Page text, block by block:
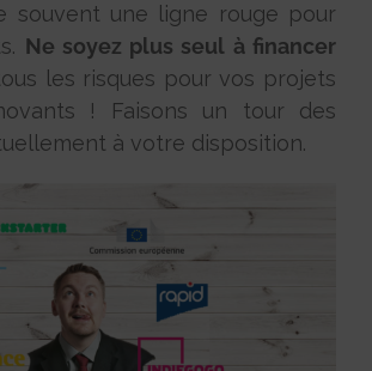
souvent une ligne rouge pour
Ne soyez plus seul à financer
les risques pour vos projets
! Faisons un tour des
à votre disposition.